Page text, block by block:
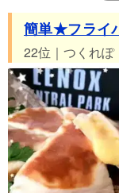
簡単★フライ
22位｜つくれぽ